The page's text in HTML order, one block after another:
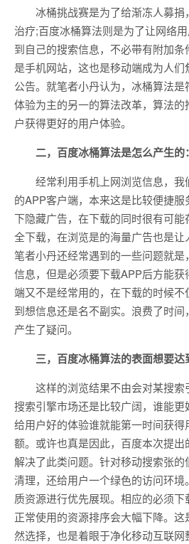
冰桶挑战赛是为了给渐冻人募
治疗;百度冰桶算法则是为了让网络
到自己的搜索信息，不必带有附加
是手机网站，这也是移动端成为人
公告。就笔者小丹认为，冰桶算法
体验为主的另一的算法改革，算法
户获得更好的用户体验。
二，百度冰桶算法是怎么产生的：
经常利用手机上网浏览信息，
的APP客户端，本来这是比较便捷
下隐藏广告，在下载的同时很有可
全下载，在浏览是的海量广告也是让
笔者小丹还经常遇到的一些问题就
信息，但是必须要下载APP后方能获
端又不是经常用的，在下载的时候
到想信息还是名不副实。浪费了时
产生了疑问。
三，百度冰桶算法的表面想要达
这样的浏览结果不由会对某搜
搜索引擎市场还是比较广阔，谁能更
给用户好的体验谁就能第一时间获
额。或许也真是因此，百度本次提
解决了此类问题。针对移动搜索张
清理，还给用户一个绿色的访问环
质资源进行优先展现。相应的必须
正常使用的资源排序会大幅下降。
然选择，也是着眼于净化移动互联网